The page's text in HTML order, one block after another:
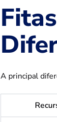
A principal